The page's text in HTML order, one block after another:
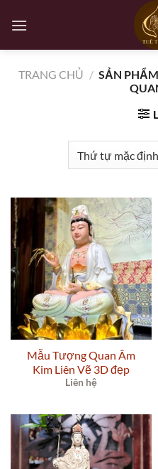
qua
TRANG CHỦ / SẢN
Mẫu Tượng Quan Âm
Kim Liên Vẽ 3D đẹp
Liên hệ